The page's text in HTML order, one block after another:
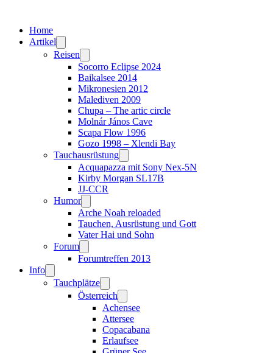
Home
Artikel
Reisen
Socorro Eclipse 2024
Baikalsee 2014
Mikronesien 2012
Malediven 2009
Chupa – The artic circle
Molnár János Cave
Scapa Flow 1996
Gozo 1998 – Xlendi Bay
Tauchausrüstung
Acquapazza mit Sony Nex-5N
Kirby Morgan SL17B
JJ-CCR
Humor
Arche Noah reloaded
Tauchen, Ausrüstung und Gott
Vater Hai und Sohn
Forum
Forumtreffen 2013
Info
Tauchplätze
Österreich
Achensee
Attersee
Copacabana
Erlaufsee